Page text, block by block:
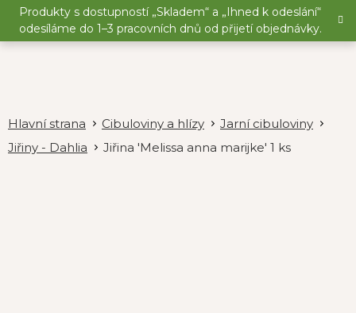
Přejít
obsah
Produkty s dostupností „Skladem“ a „Ihned k odeslání“
odesíláme do 1–3 pracovních dnů od přijetí objednávky.
Cibuloviny a hlízy
Jarní cibuloviny
Jiřiny - Dahlia
Jiřina 'Melissa anna marijke' 1 ks